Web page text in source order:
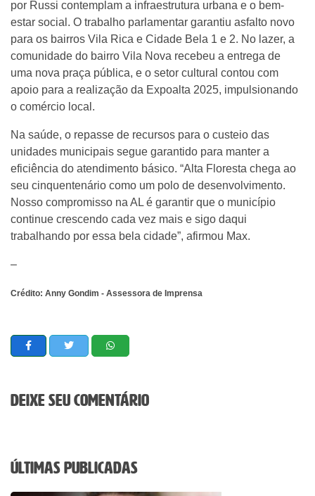
por Russi contemplam a infraestrutura urbana e o bem-
estar social. O trabalho parlamentar garantiu asfalto novo
para os bairros Vila Rica e Cidade Bela 1 e 2. No lazer, a
comunidade do bairro Vila Nova recebeu a entrega de
uma nova praça pública, e o setor cultural contou com
apoio para a realização da Expoalta 2025, impulsionando
o comércio local.
Na saúde, o repasse de recursos para o custeio das
unidades municipais segue garantido para manter a
eficiência do atendimento básico. “Alta Floresta chega ao
seu cinquentenário como um polo de desenvolvimento.
Nosso compromisso na AL é garantir que o município
continue crescendo cada vez mais e sigo daqui
trabalhando por essa bela cidade”, afirmou Max.
–
Crédito: Anny Gondim - Assessora de Imprensa
Deixe seu comentário
Últimas Publicadas